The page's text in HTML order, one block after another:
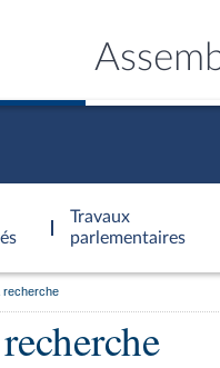
Travaux
parlementaires
recherche